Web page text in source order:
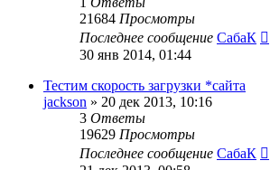
21684 Просмотры
Последнее сообщение СабаК
30 янв 2014, 01:44
Тестим скорость загрузки *сайта
jackson » 20 дек 2013, 10:16
3 Ответы
19629 Просмотры
Последнее сообщение СабаК